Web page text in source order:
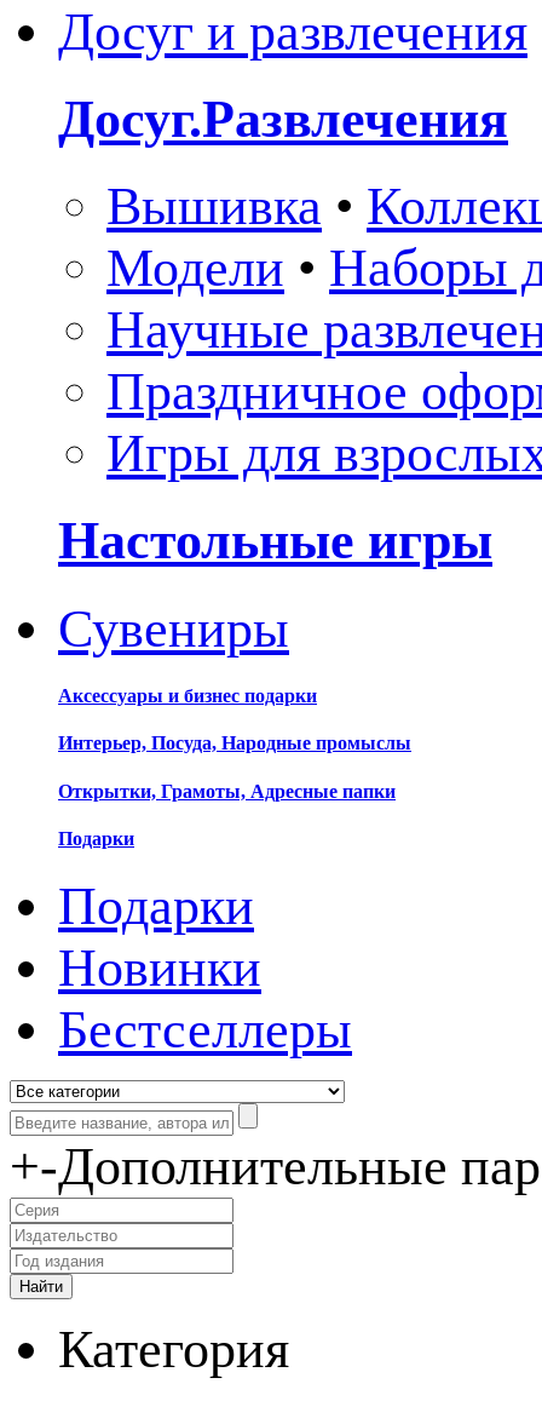
Досуг и развлечения
Досуг.Развлечения
Вышивка •
Модели • Наборы
Научные
Праздничное
Игры для
Настольные игры
Сувениры
Аксессуары и бизнес подарки
Интерьер, Посуда, Народные промыслы
Открытки, Грамоты, Адресные папки
Подарки
Подарки
Новинки
Бестселлеры
+-Дополнительные
Категория